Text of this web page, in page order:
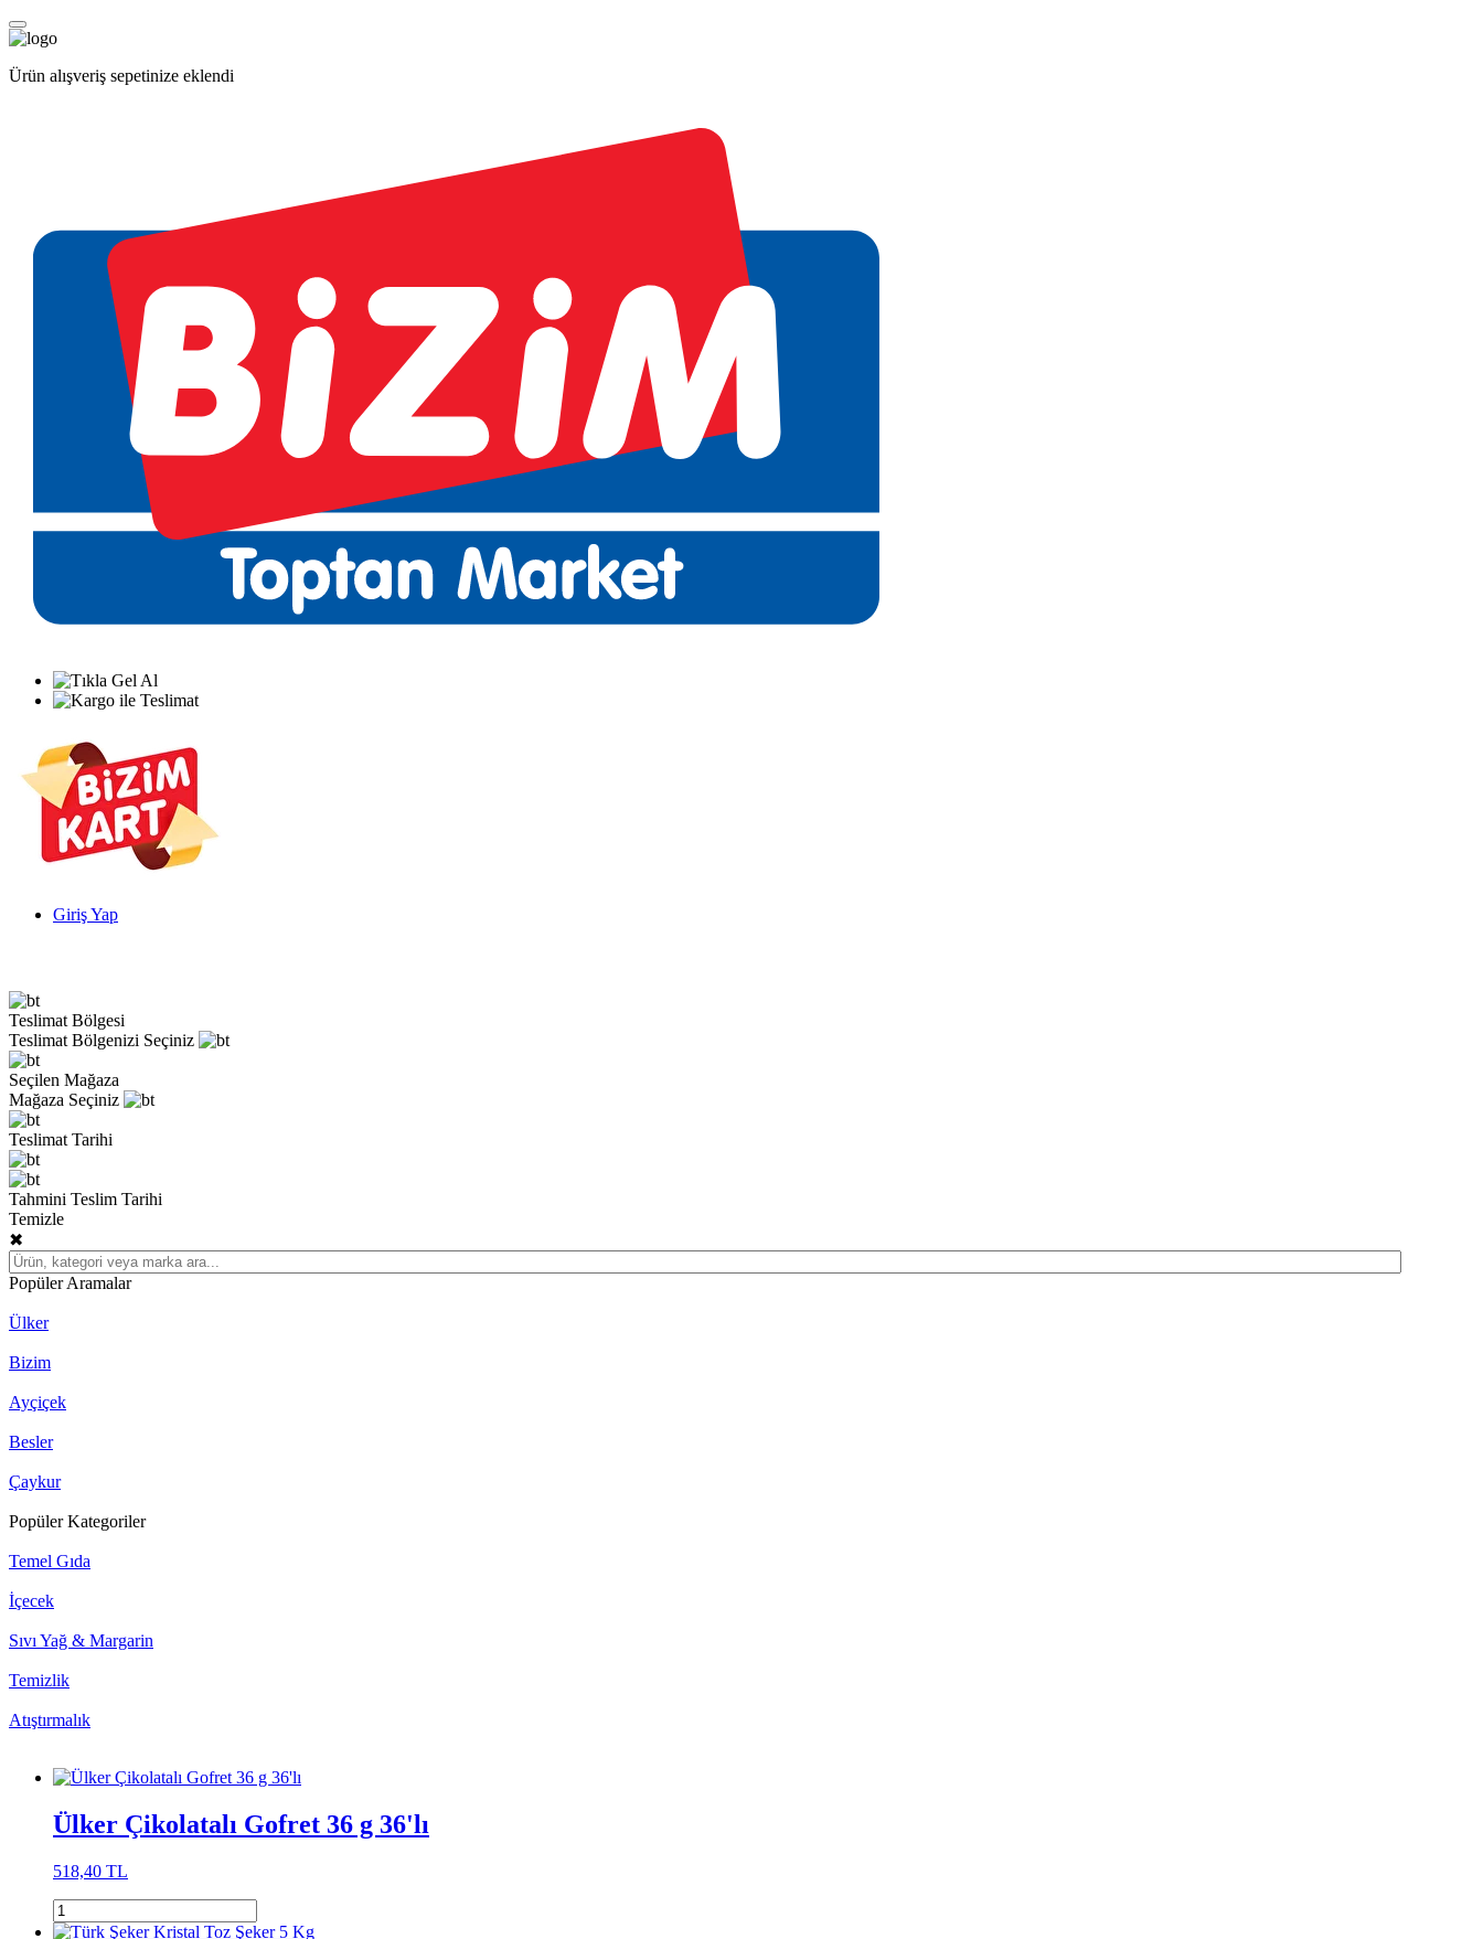
Ürün alışveriş sepetinize eklendi
Giriş Yap
Teslimat Bölgesi
Teslimat Bölgenizi Seçiniz
Seçilen Mağaza
Mağaza Seçiniz
Teslimat Tarihi
Tahmini Teslim Tarihi
Temizle
✖
Popüler Aramalar
Ülker
Bizim
Ayçiçek
Besler
Çaykur
Popüler Kategoriler
Temel Gıda
İçecek
Sıvı Yağ & Margarin
Temizlik
Atıştırmalık
Ülker Çikolatalı Gofret 36 g 36'lı
518,40 TL